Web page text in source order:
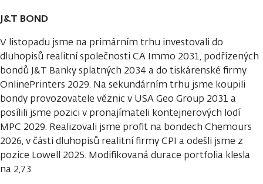
J&T BOND
V listopadu jsme na primárním trhu investovali do
dluhopisů realitní společnosti CA Immo 2031, podřízených
bondů J&T Banky splatných 2034 a do tiskárenské firmy
OnlinePrinters 2029. Na sekundárním trhu jsme koupili
bondy provozovatele věznic v USA Geo Group 2031 a
posílili jsme pozici v pronajímateli kontejnerových lodí
MPC 2029. Realizovali jsme profit na bondech Chemours
2026, v části dluhopisů realitní firmy CPI a odešli jsme z
pozice Lowell 2025. Modifikovaná durace portfolia klesla
na 2,73.